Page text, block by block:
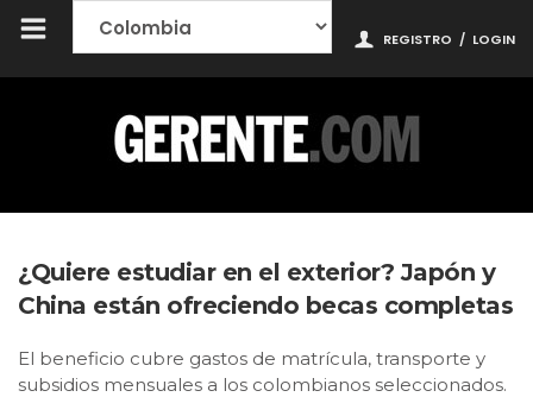
REGISTRO / LOGIN
¿Quiere estudiar en el exterior? Japón y
China están ofreciendo becas completas
El beneficio cubre gastos de matrícula, transporte y
subsidios mensuales a los colombianos seleccionados.